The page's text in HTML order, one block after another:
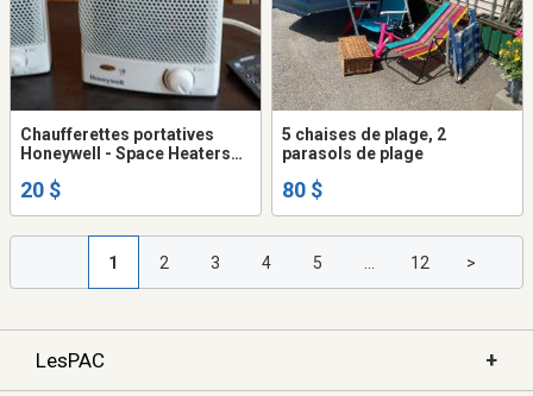
Chaufferettes portatives
Honeywell - Space Heaters
roulottes - chauffage
d'appoint
20 $
5 chaises de plage, 2
parasols de plage
80 $
1 2 3 4 5 12 >
LesPAC +